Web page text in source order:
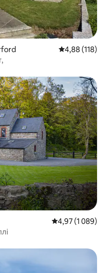
Середня
4,88 (118)
Середня
4,97 (1 089)